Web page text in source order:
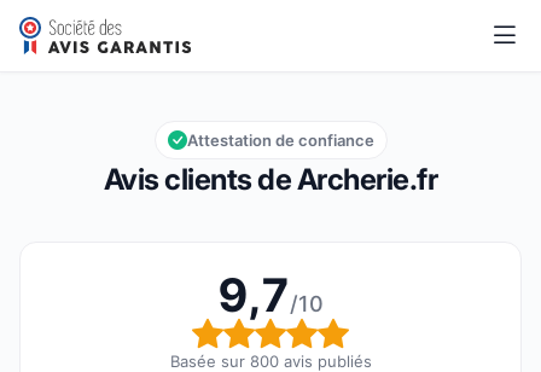
Archerie.fr
Note globale : 9,7 sur 10
9,7/10
Avis clients de Archerie.fr
Attestation de confiance
9,7/10
Note globale : 9,7 sur
Basée sur 800 avis publiés